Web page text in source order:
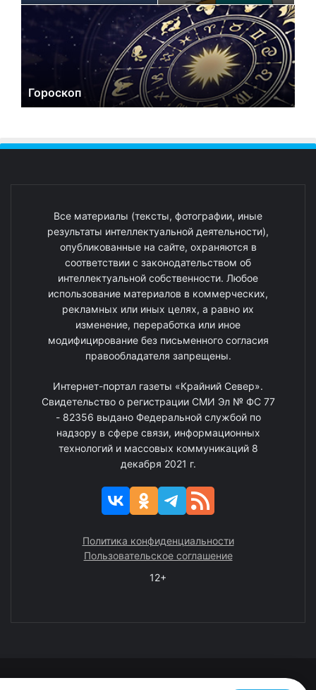
Гороскоп
Все материалы (тексты, фотографии, иные
результаты интеллектуальной деятельности),
опубликованные на сайте, охраняются в
соответствии с законодательством об
интеллектуальной собственности. Любое
использование материалов в коммерческих,
рекламных или иных целях, а равно их
изменение, переработка или иное
модифицирование без письменного согласия
правообладателя запрещены.
Интернет-портал газеты «Крайний Север».
Свидетельство о регистрации СМИ Эл № ФС 77
- 82356 выдано Федеральной службой по
надзору в сфере связи, информационных
технологий и массовых коммуникаций 8
декабря 2021 г.
Политика конфиденциальности
Пользовательское соглашение
12+